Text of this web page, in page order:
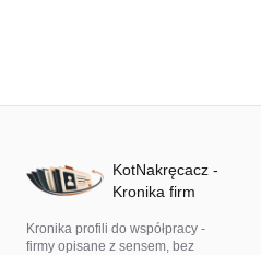
KotNakręcacz -
Kronika firm
Kronika profili do współpracy -
firmy opisane z sensem, bez